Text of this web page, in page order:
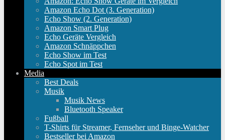
Amazon Echo Dot (3. Generation)
Echo Show (2. Generation)
Amazon Smart Plug
Echo Geräte Vergleich
Amazon Schnäppchen
Echo Show im Test
Echo Spot im Test
Media
Best Deals
Musik
Musik News
Bluetooth Speaker
Fußball
T-Shirts für Streamer, Fernseher und Binge-Watcher
Bestseller bei Amazon